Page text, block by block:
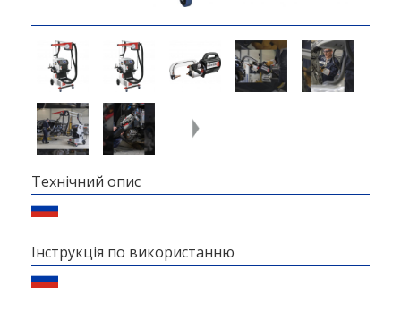
Технічний опис
Інструкція по використанню